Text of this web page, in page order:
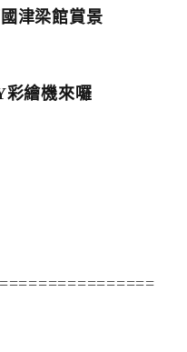
津梁館賞景
繪機來囉